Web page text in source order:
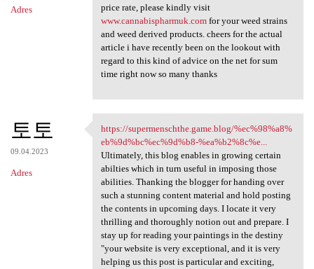
Adres
price rate, please kindly visit
www.cannabispharmuk.comfor your weed strains
and weed derived products. cheers for the actual
article i have recently been on the lookout with
regard to this kind of advice on the net for sum
time right now so many thanks
토토
09.04.2023
Adres
https://supermenschthe.game
https://supermenschthe.game.blog/%ec%98%a8%
eb%9d%bc%ec%9d%b8-%ea%b2%8c%e...
Ultimately, this blog enables in growing certain
abilties which in turn useful in imposing those
abilities. Thanking the blogger for handing over
such a stunning content material and hold posting
the contents in upcoming days. I locate it very
thrilling and thoroughly notion out and prepare. I
stay up for reading your paintings in the destiny
"your website is very exceptional, and it is very
helping us this post is particular and exciting,